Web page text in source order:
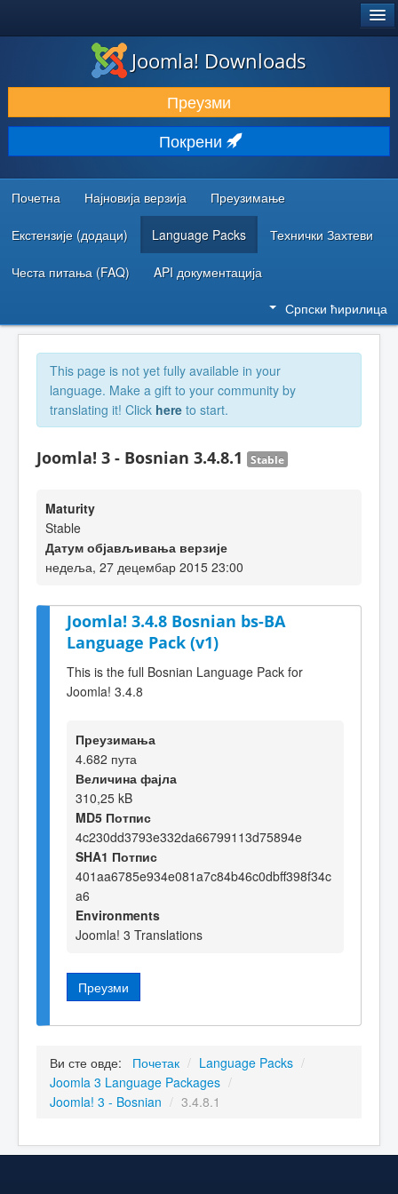
ПРЕУЗИМАЊЕ И ПРОШИРЕЊА (ЕКСТЕНЗИЈЕ)
ОТКРИЈТЕ И НАУЧИТЕ
ЗАЈЕДНИЦА И ПОДРШКА
РЕСУРСИ ЗА РАЗВОЈ
Joomla! Downloads
Преузми
Покрени
Почетна Најновија верзија Преузимање
Екстензије (додаци) Language Packs Технички Захтеви
Честа питања (FAQ) API документација
Српски ћирилица
This page is not yet fully available in your
language. Make a gift to your community by
translating it! Click here to start.
Joomla! 3 - Bosnian 3.4.8.1 Stable
Maturity
Stable
Датум објављивања верзије
недеља, 27 децембар 2015 23:00
Joomla! 3.4.8 Bosnian bs-BA
Language Pack (v1)
This is the full Bosnian Language Pack for
Joomla! 3.4.8
Преузимања
4.682 пута
Величина фајла
310,25 kB
MD5 Потпис
4c230dd3793e332da66799113d75894e
SHA1 Потпис
401aa6785e934e081a7c84b46c0dbff398f34c
a6
Environments
Joomla! 3 Translations
Преузми
Ви сте овде: Почетак / Language Packs /
Joomla 3 Language Packages /
Joomla! 3 - Bosnian / 3.4.8.1